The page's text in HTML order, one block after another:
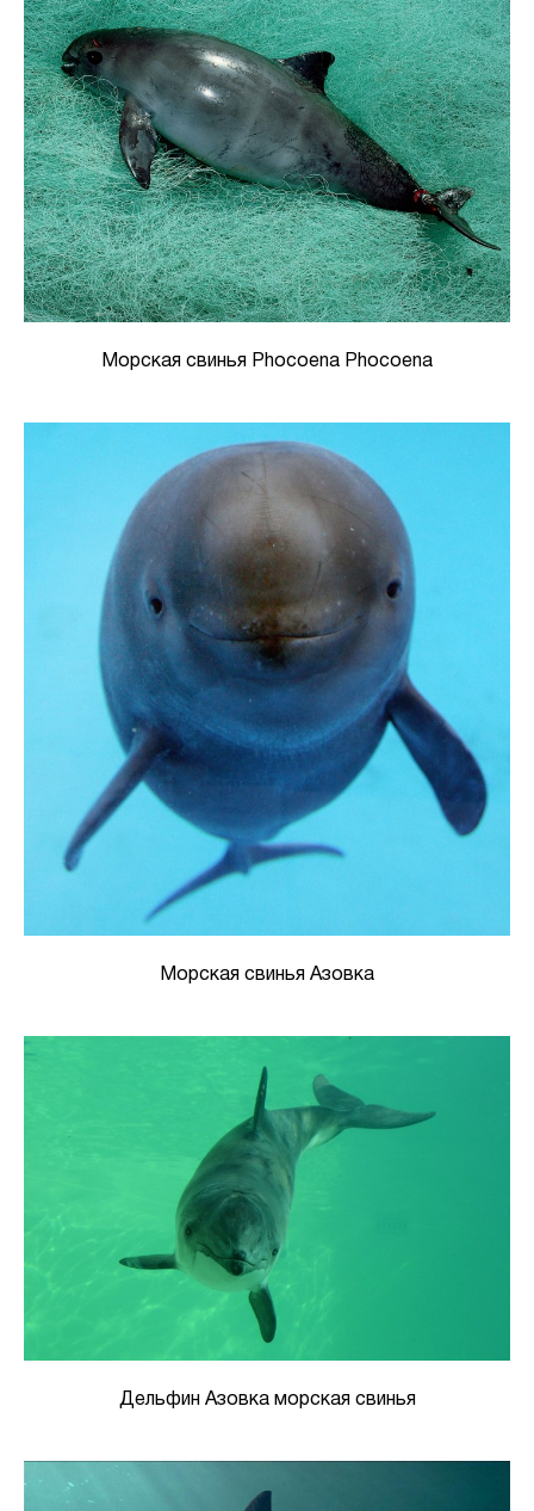
Морская свинья Phocoena Phocoena
Морская свинья Азовка
Дельфин Азовка морская свинья